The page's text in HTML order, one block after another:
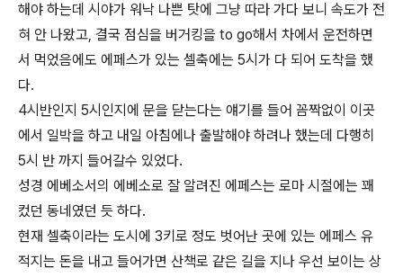
해야 하는데 시야가 워낙 나쁜 탓에 그냥 따라 가다 보니 속도가 전
혀 안 나왔고, 결국 점심을 버거킹을 to go해서 차에서 운전하면
서 먹었음에도 에페스가 있는 셀축에는 5시가 다 되어 도착을 했
다.
4시반인지 5시인지에 문을 닫는다는 얘기를 들어 꼼짝없이 이곳
에서 일박을 하고 내일 아침에나 출발해야 하려나 했는데 다행히
5시 반 까지 들어갈수 있었다.
성경 에베소서의 에베소로 잘 알려진 에페스는 로마 시절에는 꽤
컸던 동네였던 듯 하다.
현재 셀축이라는 도시에 3키로 정도 벗어난 곳에 있는 에페스 유
적지는 돈을 내고 들어가면 산책로 같은 길을 지나 우선 보이는 상